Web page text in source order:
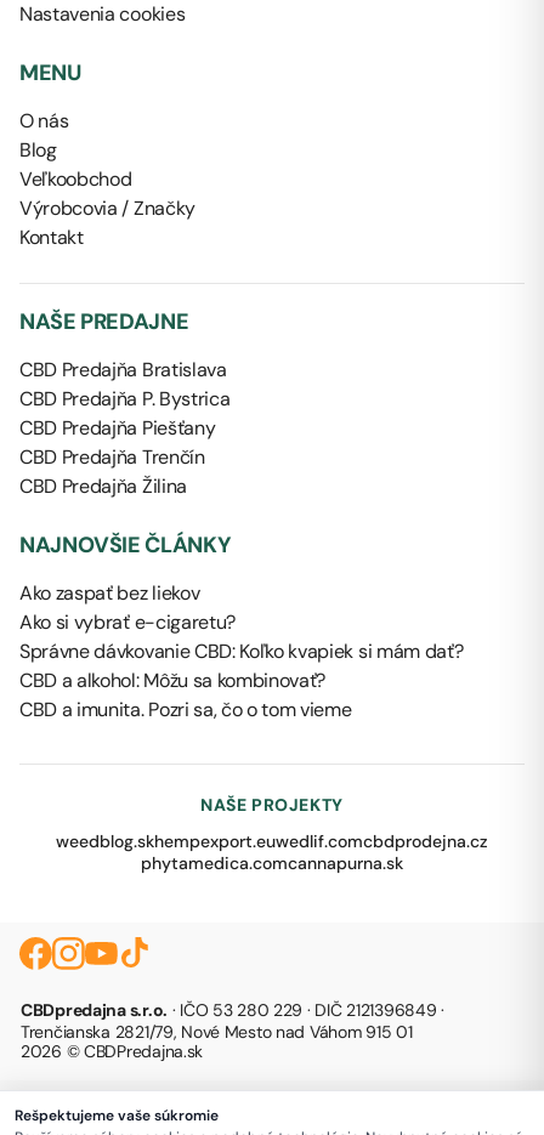
Nastavenia cookies
MENU
O nás
Blog
Veľkoobchod
Výrobcovia / Značky
Kontakt
NAŠE PREDAJNE
CBD Predajňa Bratislava
CBD Predajňa P. Bystrica
CBD Predajňa Piešťany
CBD Predajňa Trenčín
CBD Predajňa Žilina
NAJNOVŠIE ČLÁNKY
Ako zaspať bez liekov
Ako si vybrať e-cigaretu?
Správne dávkovanie CBD: Koľko kvapiek si mám dať?
CBD a alkohol: Môžu sa kombinovať?
CBD a imunita. Pozri sa, čo o tom vieme
NAŠE PROJEKTY
weedblog.skhempexport.euwedlif.comcbdprodejna.cz
phytamedica.comcannapurna.sk
CBDpredajna s.r.o. · IČO 53 280 229 · DIČ 2121396849 ·
Trenčianska 2821/79, Nové Mesto nad Váhom 915 01
2026 © CBDPredajna.sk
Rešpektujeme vaše súkromie